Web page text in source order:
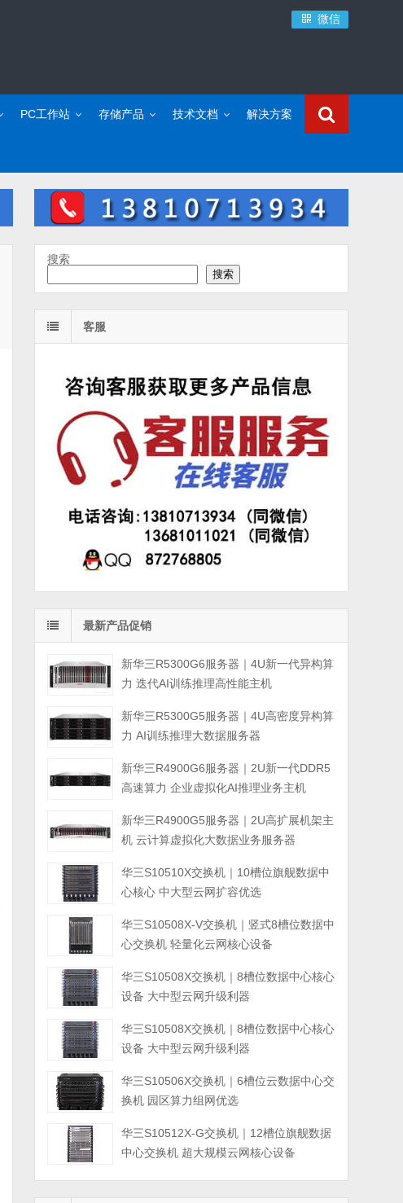
微信
PC工作站 存储产品 技术文档 解决方案
搜索
搜索
客服
最新产品促销
新华三R5300G6服务器｜4U新一代异构算
力 迭代AI训练推理高性能主机
新华三R5300G5服务器｜4U高密度异构算
力 AI训练推理大数据服务器
新华三R4900G6服务器｜2U新一代DDR5
高速算力 企业虚拟化AI推理业务主机
新华三R4900G5服务器｜2U高扩展机架主
机 云计算虚拟化大数据业务服务器
华三S10510X交换机｜10槽位旗舰数据中
心核心 中大型云网扩容优选
华三S10508X-V交换机｜竖式8槽位数据中
心交换机 轻量化云网核心设备
华三S10508X交换机｜8槽位数据中心核心
设备 大中型云网升级利器
华三S10508X交换机｜8槽位数据中心核心
设备 大中型云网升级利器
华三S10506X交换机｜6槽位云数据中心交
换机 园区算力组网优选
华三S10512X-G交换机｜12槽位旗舰数据
中心交换机 超大规模云网核心设备